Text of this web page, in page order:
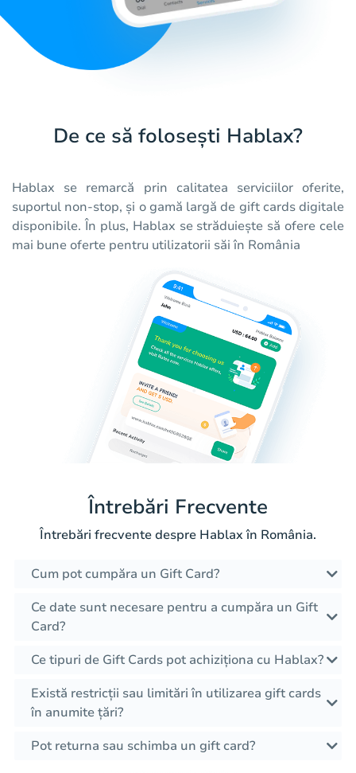
De ce să folosești Hablax?
Hablax se remarcă prin calitatea serviciilor oferite,
suportul non-stop, și o gamă largă de gift cards digitale
disponibile. În plus, Hablax se străduiește să ofere cele
mai bune oferte pentru utilizatorii săi în România
Întrebări Frecvente
Întrebări frecvente despre Hablax în România.
Cum pot cumpăra un Gift Card?
Ce date sunt necesare pentru a cumpăra un Gift
Card?
Ce tipuri de Gift Cards pot achiziționa cu Hablax?
Există restricții sau limitări în utilizarea gift cards
în anumite țări?
Pot returna sau schimba un gift card?